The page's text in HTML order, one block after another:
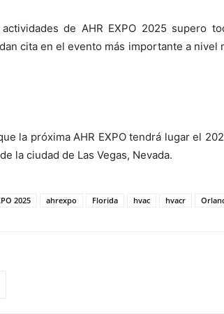
de AHR EXPO 2025 supero
cita en el evento más importante a nivel
la próxima AHR EXPO tendrá lugar el
la ciudad de Las Vegas, Nevada.
2025 ahrexpo Florida hvac hvacr